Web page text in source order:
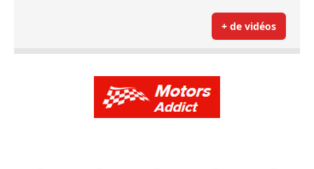
+ de vidéos